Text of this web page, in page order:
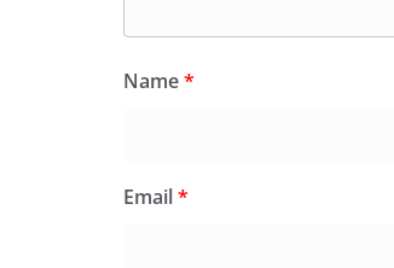
Name*
Email*